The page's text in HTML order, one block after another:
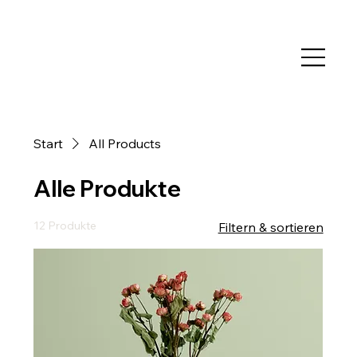
Start All Products
Alle Produkte
12 Produkte Filtern & sortieren